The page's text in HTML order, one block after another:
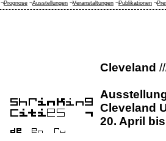
Cleveland
Cleveland
20. April
¬Prognose ¬Ausstellungen ¬Veranstaltungen ¬Publikationen ¬